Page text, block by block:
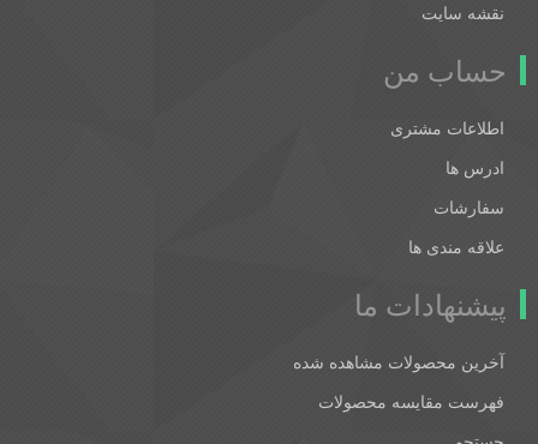
نقشه سایت
حساب من
اطلاعات مشتری
ادرس ها
سفارشات
علاقه مندی ها
پیشنهادات ما
آخرین محصولات مشاهده شده
فهرست مقایسه محصولات